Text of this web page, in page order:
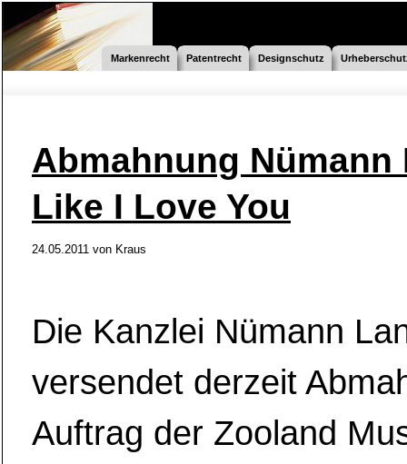
Markenrecht Patentrecht Designschutz
Abmahnung Nümann
Like I Love You
24.05.2011 von Kraus
Die Kanzlei Nümann
versendet derzeit
Auftrag der Zooland